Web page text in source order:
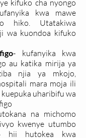
kifuko cha nyongo
kwa mawe
hiko. Utatakiwa
wa kuondoa kifuko
- kufanyika kwa
au katika mirija ya
njia ya mkojo,
mara moja ili
uharibifu wa
na michomo
kwenye utumbo
hii hutokea kwa